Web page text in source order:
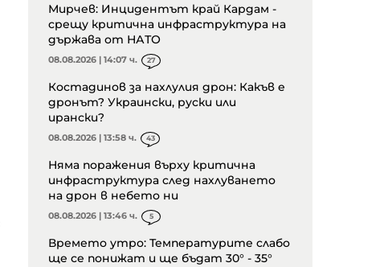
Мирчев: Инцидентът край Кардам -
срещу критична инфраструктура на
държава от НАТО
08.08.2026 | 14:07 ч. 27
Костадинов за нахлулия дрон: Какъв е
дронът? Украински, руски или
ирански?
08.08.2026 | 13:58 ч. 43
Няма поражения върху критична
инфраструктура след нахлуването
на дрон в небето ни
08.08.2026 | 13:46 ч. 5
Времето утро: Температурите слабо
ще се понижат и ще бъдат 30° - 35°